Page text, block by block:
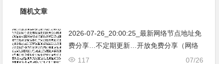
随机文章
2026-07-26_20:00:25_最新网络节点地址免
费分享…不定期更新…开放免费分享（网络
免费节点香港|日本|韩国|新加坡|台湾|马来西
07/26
117